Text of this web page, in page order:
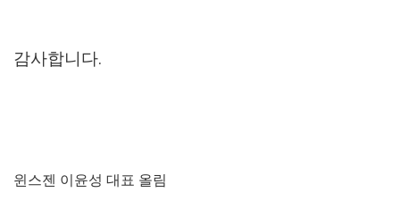
감사합니다.
윈스젠 이윤성 대표 올림